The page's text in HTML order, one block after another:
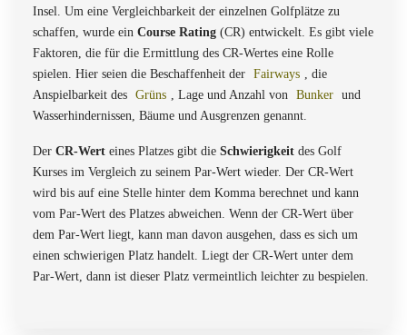
Insel. Um eine Vergleichbarkeit der einzelnen Golfplätze zu
schaffen, wurde ein Course Rating (CR) entwickelt. Es gibt viele
Faktoren, die für die Ermittlung des CR-Wertes eine Rolle
spielen. Hier seien die Beschaffenheit der Fairways , die
Anspielbarkeit des Grüns , Lage und Anzahl von Bunker und
Wasserhindernissen, Bäume und Ausgrenzen genannt.
Der CR-Wert eines Platzes gibt die Schwierigkeit des Golf
Kurses im Vergleich zu seinem Par-Wert wieder. Der CR-Wert
wird bis auf eine Stelle hinter dem Komma berechnet und kann
vom Par-Wert des Platzes abweichen. Wenn der CR-Wert über
dem Par-Wert liegt, kann man davon ausgehen, dass es sich um
einen schwierigen Platz handelt. Liegt der CR-Wert unter dem
Par-Wert, dann ist dieser Platz vermeintlich leichter zu bespielen.